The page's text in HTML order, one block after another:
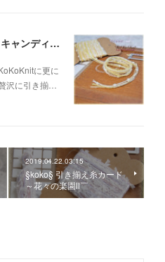
§koko§ 引き揃え糸カード ～キャンディー～希望～
に更に
沢に引き揃…
2019.04.22 03:15
§koko§ 引き揃え糸カード
～花々の楽園Ⅱ￣